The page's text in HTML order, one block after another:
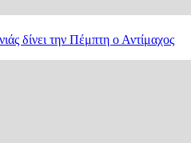
δίνει την Πέμπτη ο Αντίμαχος